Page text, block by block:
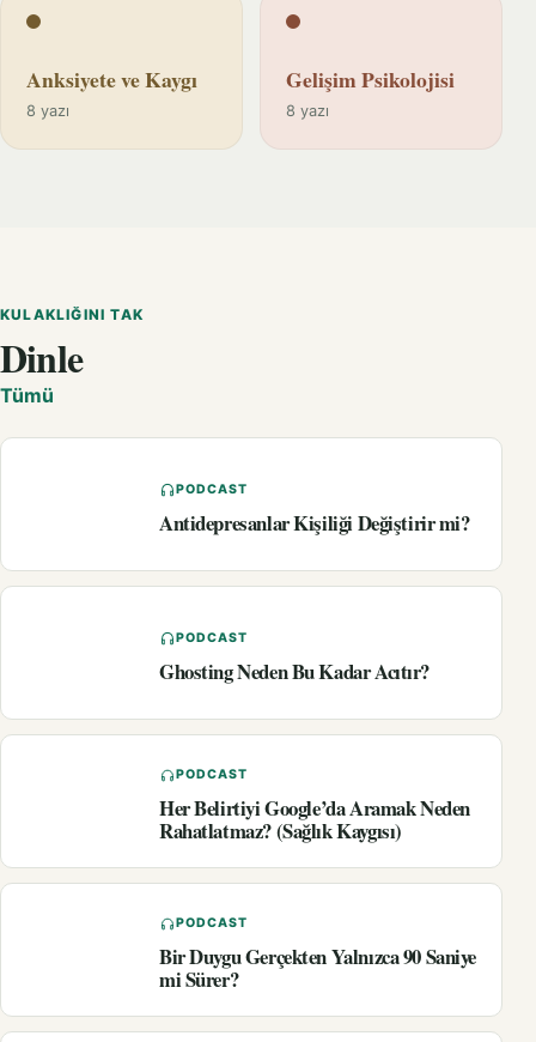
Anksiyete ve Kaygı
8 yazı
Gelişim Psikolojisi
8 yazı
KULAKLIĞINI TAK
Dinle
Tümü
PODCAST
Antidepresanlar Kişiliği Değiştirir mi?
PODCAST
Ghosting Neden Bu Kadar Acıtır?
PODCAST
Her Belirtiyi Google’da Aramak Neden
Rahatlatmaz? (Sağlık Kaygısı)
PODCAST
Bir Duygu Gerçekten Yalnızca 90 Saniye
mi Sürer?